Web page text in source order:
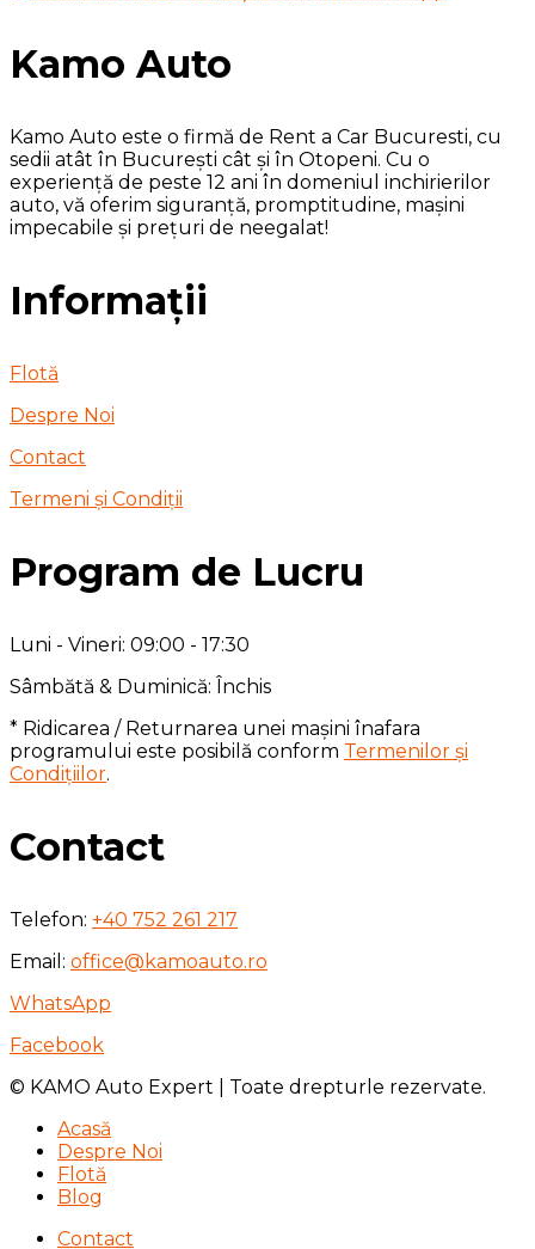
Kamo Auto
Kamo Auto este o firmă de Rent a Car Bucuresti, cu
sedii atât în București cât și în Otopeni. Cu o
experiență de peste 12 ani în domeniul inchirierilor
auto, vă oferim siguranță, promptitudine, mașini
impecabile și prețuri de neegalat!
Informații
Flotă
Despre Noi
Contact
Termeni și Condiții
Program de Lucru
Luni - Vineri: 09:00 - 17:30
Sâmbătă & Duminică: Închis
* Ridicarea / Returnarea unei mașini înafara
programului este posibilă conform Termenilor și
Condițiilor.
Contact
Telefon: +40 752 261 217
Email: office@kamoauto.ro
WhatsApp
Facebook
© KAMO Auto Expert | Toate drepturle rezervate.
Acasă
Despre Noi
Flotă
Blog
Contact